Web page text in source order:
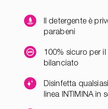
Il detergente è
parabeni
100% sicuro per
bilanciato
Disinfetta
linea INTIMINA in